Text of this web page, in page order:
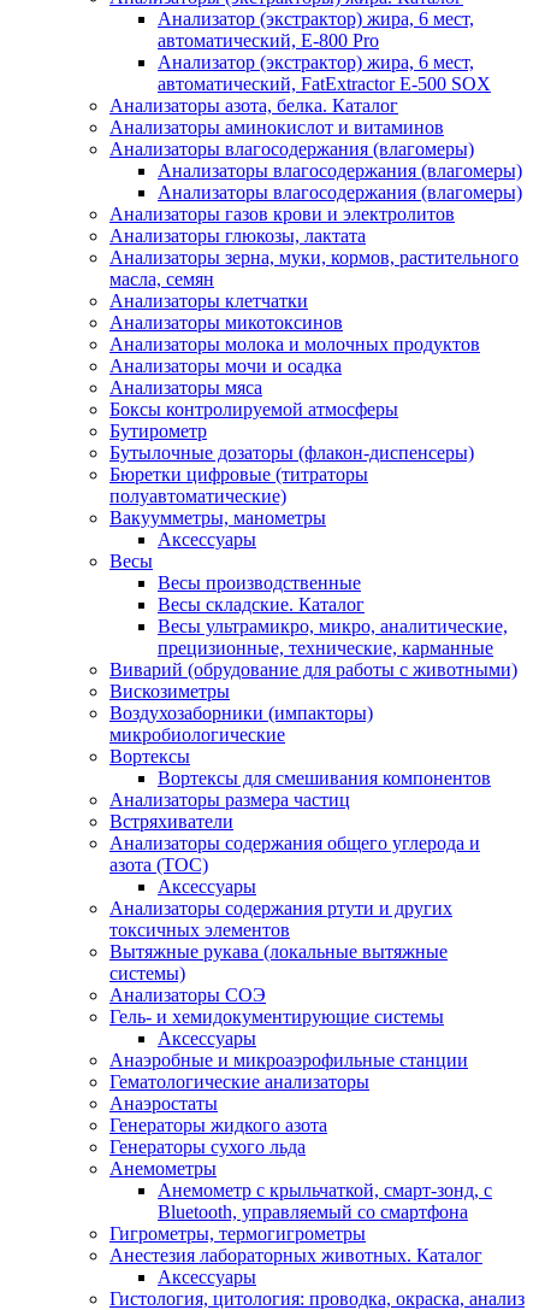
Анализатор (экстрактор) жира, 6 мест,
автоматический, E-800 Pro
Анализатор (экстрактор) жира, 6 мест,
автоматический, FatExtractor E-500 SOX
Анализаторы азота, белка. Каталог
Анализаторы аминокислот и витаминов
Анализаторы влагосодержания (влагомеры)
Анализаторы влагосодержания (влагомеры)
Анализаторы влагосодержания (влагомеры)
Анализаторы газов крови и электролитов
Анализаторы глюкозы, лактата
Анализаторы зерна, муки, кормов, растительного
масла, семян
Анализаторы клетчатки
Анализаторы микотоксинов
Анализаторы молока и молочных продуктов
Анализаторы мочи и осадка
Анализаторы мяса
Боксы контролируемой атмосферы
Бутирометр
Бутылочные дозаторы (флакон-диспенсеры)
Бюретки цифровые (титраторы
полуавтоматические)
Вакуумметры, манометры
Аксессуары
Весы
Весы производственные
Весы складские. Каталог
Весы ультрамикро, микро, аналитические,
прецизионные, технические, карманные
Виварий (обрудование для работы с животными)
Вискозиметры
Воздухозаборники (импакторы)
микробиологические
Вортексы
Вортексы для смешивания компонентов
Анализаторы размера частиц
Встряхиватели
Анализаторы содержания общего углерода и
азота (ТОС)
Аксессуары
Анализаторы содержания ртути и других
токсичных элементов
Вытяжные рукава (локальные вытяжные
системы)
Анализаторы СОЭ
Гель- и хемидокументирующие системы
Аксессуары
Анаэробные и микроаэрофильные станции
Гематологические анализаторы
Анаэростаты
Генераторы жидкого азота
Генераторы сухого льда
Анемометры
Анемометр с крыльчаткой, смарт-зонд, с
Bluetooth, управляемый со смартфона
Гигрометры, термогигрометры
Анестезия лабораторных животных. Каталог
Аксессуары
Гистология, цитология: проводка, окраска, анализ